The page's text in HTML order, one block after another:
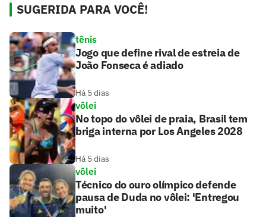
SUGERIDA PARA VOCÊ!
tênis
Jogo que define rival de estreia de
João Fonseca é adiado
Há 5 dias
vôlei
No topo do vôlei de praia, Brasil tem
briga interna por Los Angeles 2028
Há 5 dias
vôlei
Técnico do ouro olímpico defende
pausa de Duda no vôlei: 'Entregou
muito'